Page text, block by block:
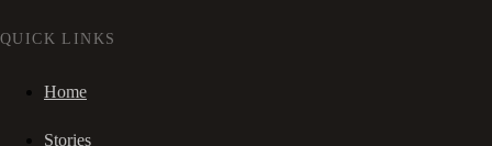
QUICK LINKS
Home
Stories